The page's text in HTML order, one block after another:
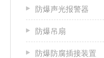
防爆声光报警器
防爆吊扇
防爆防腐插接装置